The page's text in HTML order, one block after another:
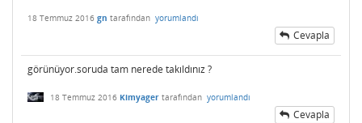
18 Temmuz 2016 gn tarafından yorumlandı
Cevapla
görünüyor.soruda tam nerede takıldınız ?
18 Temmuz 2016 Kimyager tarafından yorumlandı
Cevapla